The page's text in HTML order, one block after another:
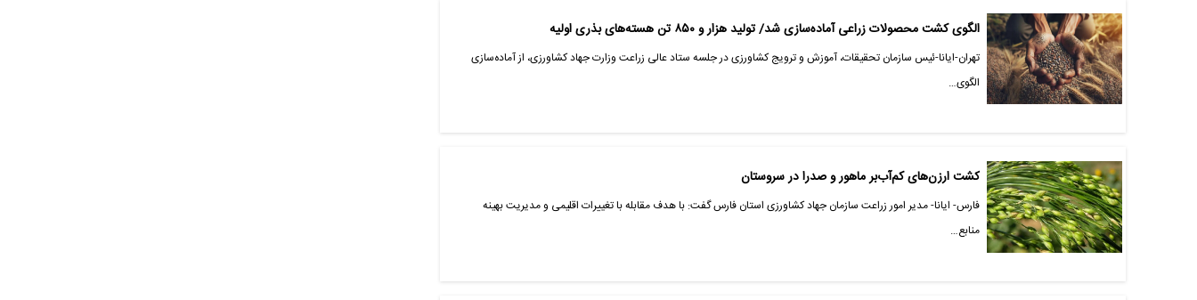
الگوی کشت محصولات زراعی آماده‌سازی شد/ تولید هزار و ۸۵۰ تن هسته‌‌های بذری اولیه
تهران-ایانا-ئیس سازمان تحقیقات، آموزش و ترویج کشاورزی در جلسه ستاد عالی زراعت وزارت جهاد کشاورزی، از آماده‌سازی
الگوی…
کشت ارزن‌های کم‌آب‌بر ماهور و صدرا در سروستان
فارس- ایانا- مدیر امور زراعت سازمان جهاد کشاورزی استان فارس گفت: با هدف مقابله با تغییرات اقلیمی و مدیریت بهینه
منابع…